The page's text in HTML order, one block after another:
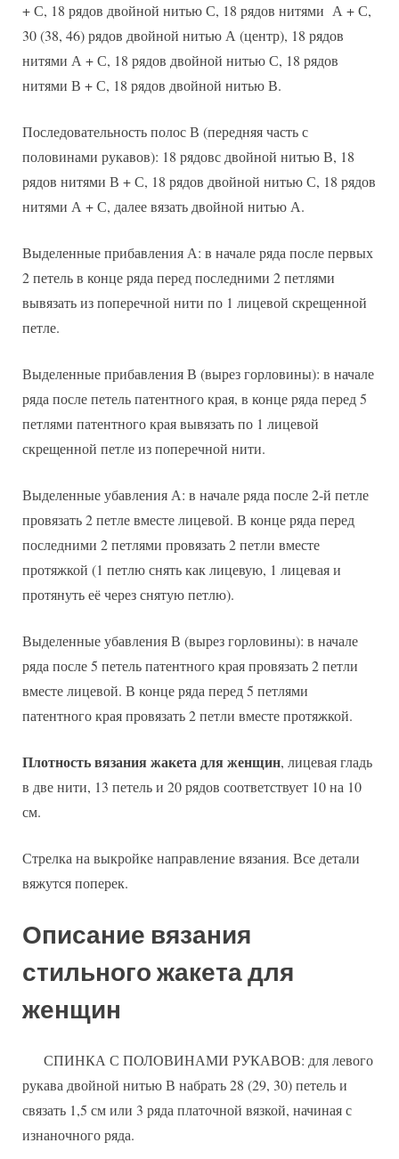
+ С, 18 рядов двойной нитью С, 18 рядов нитями А + С,
30 (38, 46) рядов двойной нитью А (центр), 18 рядов
нитями А + С, 18 рядов двойной нитью С, 18 рядов
нитями В + С, 18 рядов двойной нитью В.
Последовательность полос В (передняя часть с
половинами рукавов): 18 рядовс двойной нитью В, 18
рядов нитями В + С, 18 рядов двойной нитью С, 18 рядов
нитями А + С, далее вязать двойной нитью А.
Выделенные прибавления А: в начале ряда после первых
2 петель в конце ряда перед последними 2 петлями
вывязать из поперечной нити по 1 лицевой скрещенной
петле.
Выделенные прибавления В (вырез горловины): в начале
ряда после петель патентного края, в конце ряда перед 5
петлями патентного края вывязать по 1 лицевой
скрещенной петле из поперечной нити.
Выделенные убавления А: в начале ряда после 2-й петле
провязать 2 петле вместе лицевой. В конце ряда перед
последними 2 петлями провязать 2 петли вместе
протяжкой (1 петлю снять как лицевую, 1 лицевая и
протянуть её через снятую петлю).
Выделенные убавления В (вырез горловины): в начале
ряда после 5 петель патентного края провязать 2 петли
вместе лицевой. В конце ряда перед 5 петлями
патентного края провязать 2 петли вместе протяжкой.
Плотность вязания жакета для женщин, лицевая гладь
в две нити, 13 петель и 20 рядов соответствует 10 на 10
см.
Стрелка на выкройке направление вязания. Все детали
вяжутся поперек.
Описание вязания
стильного жакета для
женщин
СПИНКА С ПОЛОВИНАМИ РУКАВОВ: для левого
рукава двойной нитью В набрать 28 (29, 30) петель и
связать 1,5 см или 3 ряда платочной вязкой, начиная с
изнаночного ряда.